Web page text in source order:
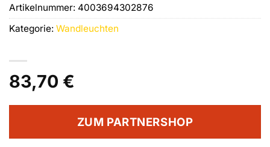
83,70 €
ZUM PARTNERSHOP
Artikelnummer: 4003694302876
Kategorie: Wandleuchten